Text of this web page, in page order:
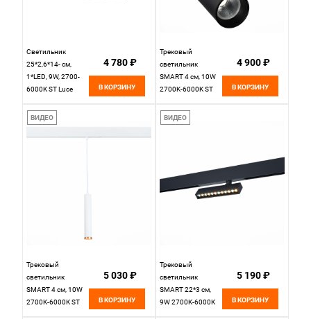
Светильник
25*2,6*14- см,
1*LED, 9W, 2700-
6000K ST Luce
ST685.496.09,
черный
4 780 ₽
В КОРЗИНУ
Трековый
светильник
SMART 4 см, 10W
2700K-6000K ST
ST660.496.10
Черный
4 900 ₽
В КОРЗИНУ
ВИДЕО
Трековый
светильник
SMART 4 см, 10W
2700K-6000K ST
5 030 ₽
В КОРЗИНУ
ВИДЕО
Трековый
светильник
SMART 22*3 см,
9W 2700K-6000K
5 190 ₽
В КОРЗИНУ